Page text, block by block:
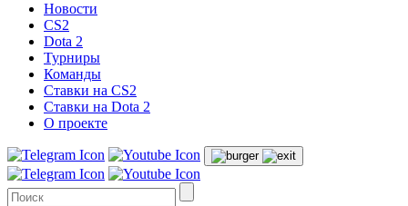
Новости
CS2
Dota 2
Турниры
Команды
Ставки на CS2
Ставки на Dota 2
О проекте